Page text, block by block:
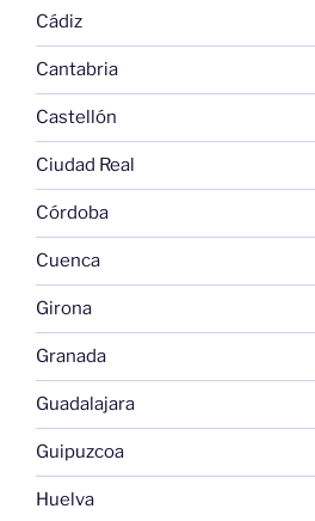
Cádiz
Cantabria
Castellón
Ciudad Real
Córdoba
Cuenca
Girona
Granada
Guadalajara
Guipuzcoa
Huelva